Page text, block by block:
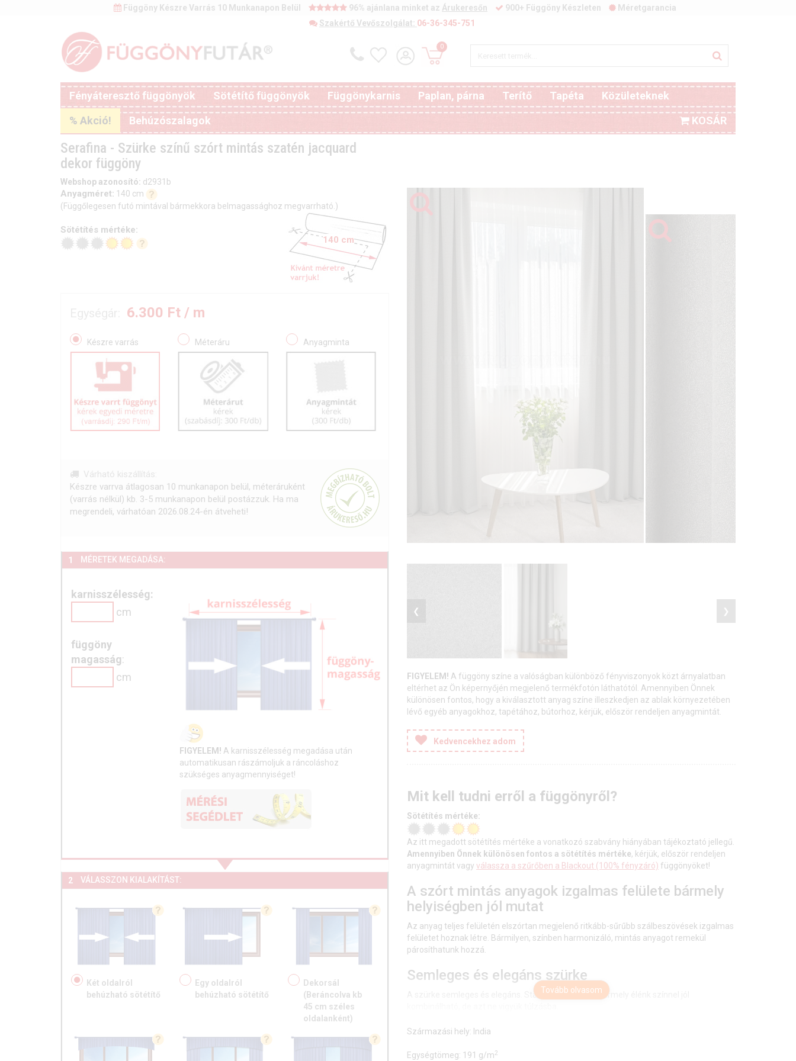
Függöny Készre Varrás 10 Munkanapon Belül 96% ajánlana minket az Árukeresőn 900+ Függöny Készleten
Méretgarancia
Szakértő Vevőszolgálat: 06-36-345-751
0
Fényáteresztő függönyök Sötétítő függönyök Függönykarnis Paplan, párna Terítő Tapéta
Közületeknek
% Akció!
Behúzószalagok KOSÁR
Serafina - Szürke színű szórt mintás szatén jacquard
dekor függöny
Webshop azonosító: d2931b
❮ ❯
FIGYELEM! A függöny színe a valóságban különböző fényviszonyok közt árnyalatban
eltérhet az Ön képernyőjén megjelenő termékfotón láthatótól. Amennyiben Önnek
különösen fontos, hogy a kiválasztott anyag színe illeszkedjen az ablak környezetében
lévő egyéb anyagokhoz, tapétához, bútorhoz, kérjük, először rendeljen anyagmintát.
Kedvencekhez adom
Mit kell tudni erről a függönyről?
Sötétítés mértéke:
Az itt megadott sötétítés mértéke a vonatkozó szabvány hiányában tájékoztató jellegű.
Amennyiben Önnek különösen fontos a sötétítés mértéke, kérjük, először rendeljen
anyagmintát vagy válassza a szűrőben a Blackout (100% fényzáró) függönyöket!
A szórt mintás anyagok izgalmas felülete bármely
helyiségben jól mutat
Az anyag teljes felületén elszórtan megjelenő ritkább-sűrűbb szálbeszövések izgalmas
felületet hoznak létre. Bármilyen, színben harmonizáló, mintás anyagot remekül
párosíthatunk hozzá.
Semleges és elegáns szürke
A szürke semleges és elegáns. Stabilitást képvisel. Bármely élénk színnel jól
A szürke színű sötétítő függönyöket bátran párosíthatjuk bármely élénk színű
Tovább olvasom
Származási hely: India
Egységtömeg: 191 g/m2
Anyagméret: 140 cm
(Függőlegesen futó mintával bármekkora belmagassághoz megvarrható.)
140 cm
Sötétítés mértéke:
6.300 Ft / m
Készre varrás Méteráru Anyagminta
Várható kiszállítás:
Készre varrva átlagosan 10 munkanapon belül, méteráruként
(varrás nélkül) kb. 3-5 munkanapon belül postázzuk. Ha ma
megrendeli, várhatóan 2026.08.24-én átveheti!
1 MÉRETEK MEGADÁSA:
karnisszélesség:
cm
függöny
magasság:
cm
FIGYELEM! A karnisszélesség megadása után
automatikusan rászámoljuk a ráncoláshoz
szükséges anyagmennyiséget!
2 VÁLASSZON KIALAKÍTÁST:
Két oldalról
behúzható sötétítő
Egy oldalról
behúzható sötétítő
Dekorsál
(Beráncolva kb
45 cm széles
oldalanként)